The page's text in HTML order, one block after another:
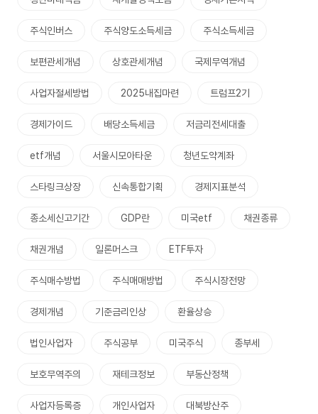
주식인버스 주식양도소득세금 주식소득세금
보편관세개념 상호관세개념 국제무역개념
사업자절세방법 2025내집마련 트럼프2기
경제가이드 배당소득세금 저금리전세대출
etf개념 서울시모아타운 청년도약계좌
스타링크상장 신속통합기획 경제지표분석
종소세신고기간 GDP란 미국etf 채권종류
채권개념 일론머스크 ETF투자
주식매수방법 주식매매방법 주식시장전망
경제개념 기준금리인상 환율상승
법인사업자 주식공부 미국주식 종부세
보호무역주의 재테크정보 부동산정책
사업자등록증 개인사업자 대북방산주